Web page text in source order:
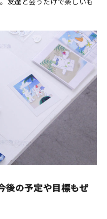
後の予定や目標もぜ